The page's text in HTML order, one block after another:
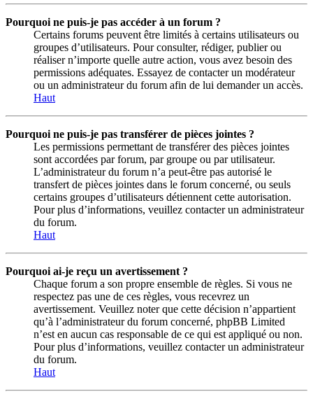
Pourquoi ne puis-je pas accéder à un forum ?
Certains forums peuvent être limités à certains utilisateurs ou
groupes d’utilisateurs. Pour consulter, rédiger, publier ou
réaliser n’importe quelle autre action, vous avez besoin des
permissions adéquates. Essayez de contacter un modérateur
ou un administrateur du forum afin de lui demander un accès.
Haut
Pourquoi ne puis-je pas transférer de pièces jointes ?
Les permissions permettant de transférer des pièces jointes
sont accordées par forum, par groupe ou par utilisateur.
L’administrateur du forum n’a peut-être pas autorisé le
transfert de pièces jointes dans le forum concerné, ou seuls
certains groupes d’utilisateurs détiennent cette autorisation.
Pour plus d’informations, veuillez contacter un administrateur
du forum.
Haut
Pourquoi ai-je reçu un avertissement ?
Chaque forum a son propre ensemble de règles. Si vous ne
respectez pas une de ces règles, vous recevrez un
avertissement. Veuillez noter que cette décision n’appartient
qu’à l’administrateur du forum concerné, phpBB Limited
n’est en aucun cas responsable de ce qui est appliqué ou non.
Pour plus d’informations, veuillez contacter un administrateur
du forum.
Haut